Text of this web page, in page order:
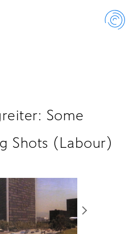
Some
Shots (Labour)